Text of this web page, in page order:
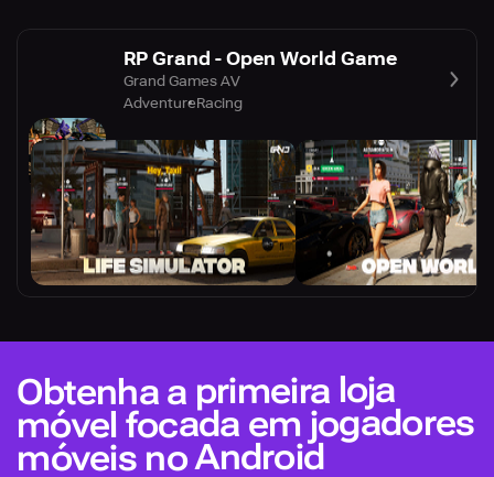
RP Grand - Open World Game
Grand Games AV
AdventureRacing
Obtenha a primeira loja
móvel focada em jogadores
móveis no Android